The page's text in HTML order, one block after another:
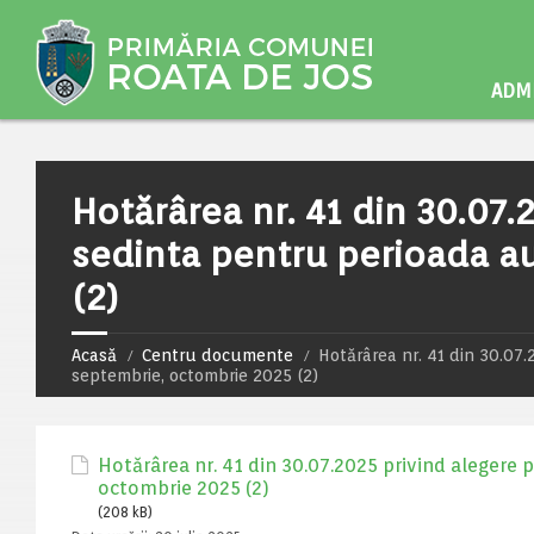
Hotărârea nr. 41 din
sedinta pentru perioada
(2)
Acasă Centru documente
Hotărârea nr. 41 din
septembrie, octombrie 2025 (2)
Hotărârea nr. 41 din 30.07.2025 privind
octombrie 2025 (2)
(208 kB)